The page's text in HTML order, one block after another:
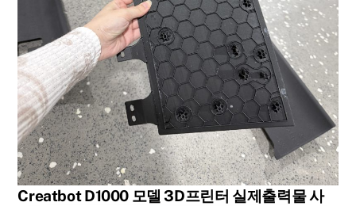
Creatbot D1000 모델 3D프린터 실제출력물 사